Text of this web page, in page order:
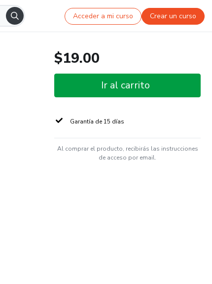
Acceder a mi curso Crear un curso
$19.00
Ir al carrito
Garantía de 15 días
Al comprar el producto, recibirás las instrucciones
de acceso por email.